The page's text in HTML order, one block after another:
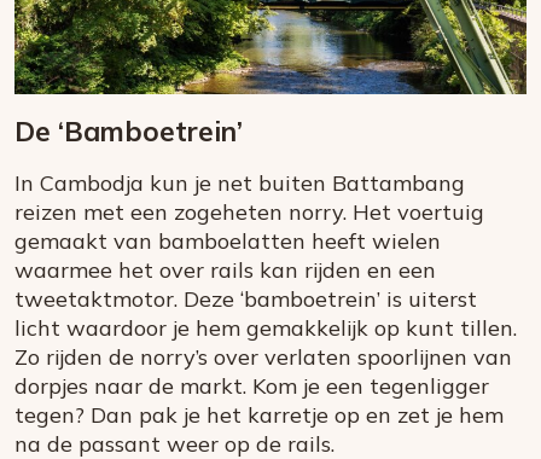
De ‘Bamboetrein’
In Cambodja kun je net buiten Battambang
reizen met een zogeheten norry. Het voertuig
gemaakt van bamboelatten heeft wielen
waarmee het over rails kan rijden en een
tweetaktmotor. Deze ‘bamboetrein’ is uiterst
licht waardoor je hem gemakkelijk op kunt tillen.
Zo rijden de norry’s over verlaten spoorlijnen van
dorpjes naar de markt. Kom je een tegenligger
tegen? Dan pak je het karretje op en zet je hem
na de passant weer op de rails.